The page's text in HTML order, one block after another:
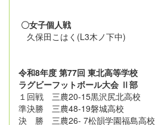
〇女子個人戦
久保田こはく(L3木ノ下中)
令和8年度 第77回 東北高等学校
ラグビーフットボール大会 Ⅱ部
１回戦 三農20-15黒沢尻北高校
準決勝 三農48-19磐城高校
決 勝 三農26- 7松韻学園福島高校